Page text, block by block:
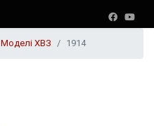
Моделі ХВЗ 1914